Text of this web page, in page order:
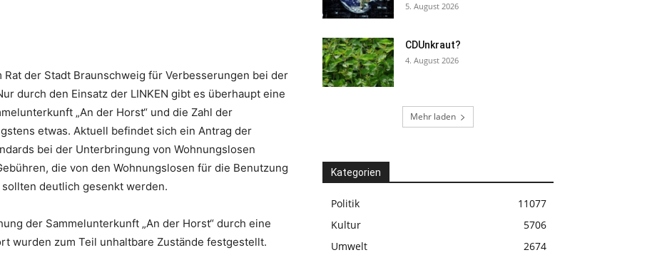
der Stadt Braunschweig für Verbesserungen bei der
durch den Einsatz der LINKEN gibt es überhaupt eine
„An der Horst“ und die Zahl der
etwas. Aktuell befindet sich ein Antrag der
bei der Unterbringung von Wohnungslosen
die von den Wohnungslosen für die Benutzung
deutlich gesenkt werden.
der Sammelunterkunft „An der Horst“ durch eine
wurden zum Teil unhaltbare Zustände festgestellt.
5. August 2026
CDUnkraut?
4. August 2026
Mehr laden
Kategorien
Politik
11077
Kultur
5706
Umwelt
2674